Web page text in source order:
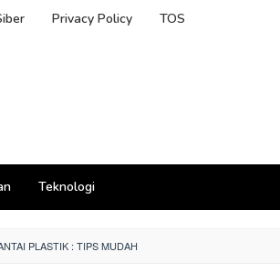
Privacy Policy TOS
Teknologi
PLASTIK : TIPS MUDAH